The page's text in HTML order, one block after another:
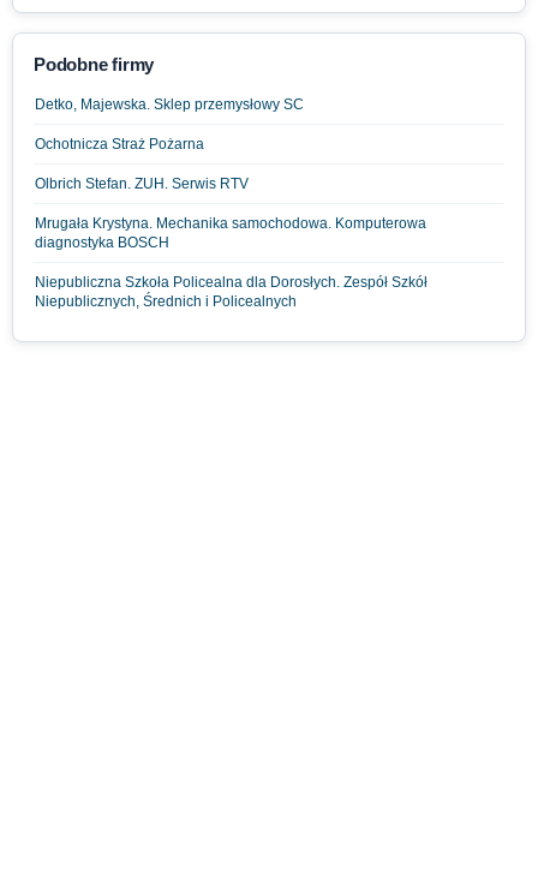
Podobne firmy
Detko, Majewska. Sklep przemysłowy SC
Ochotnicza Straż Pożarna
Olbrich Stefan. ZUH. Serwis RTV
Mrugała Krystyna. Mechanika samochodowa. Komputerowa
diagnostyka BOSCH
Niepubliczna Szkoła Policealna dla Dorosłych. Zespół Szkół
Niepublicznych, Średnich i Policealnych